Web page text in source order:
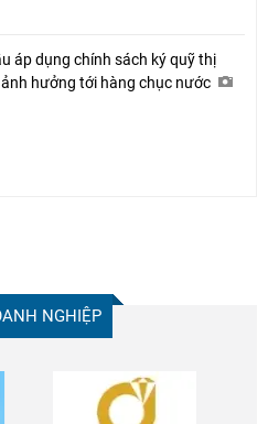
áp dụng chính sách ký quỹ thị
hưởng tới hàng chục nước
NGHIỆP